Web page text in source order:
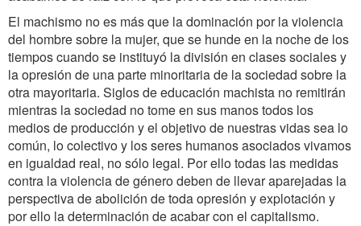
El machismo no es más que la dominación por la violencia
del hombre sobre la mujer, que se hunde en la noche de los
tiempos cuando se instituyó la división en clases sociales y
la opresión de una parte minoritaria de la sociedad sobre la
otra mayoritaria. Siglos de educación machista no remitirán
mientras la sociedad no tome en sus manos todos los
medios de producción y el objetivo de nuestras vidas sea lo
común, lo colectivo y los seres humanos asociados vivamos
en igualdad real, no sólo legal. Por ello todas las medidas
contra la violencia de género deben de llevar aparejadas la
perspectiva de abolición de toda opresión y explotación y
por ello la determinación de acabar con el capitalismo.